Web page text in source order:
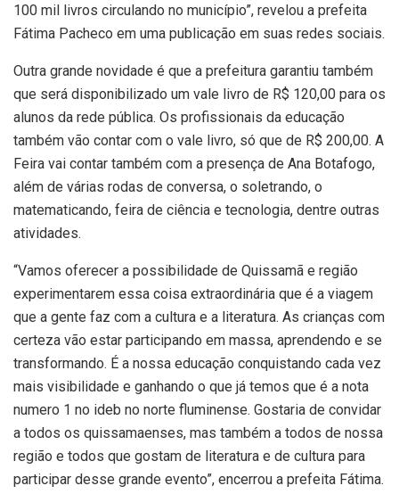
100 mil livros circulando no município”, revelou a prefeita
Fátima Pacheco em uma publicação em suas redes sociais.
Outra grande novidade é que a prefeitura garantiu também
que será disponibilizado um vale livro de R$ 120,00 para os
alunos da rede pública. Os profissionais da educação
também vão contar com o vale livro, só que de R$ 200,00. A
Feira vai contar também com a presença de Ana Botafogo,
além de várias rodas de conversa, o soletrando, o
matematicando, feira de ciência e tecnologia, dentre outras
atividades.
“Vamos oferecer a possibilidade de Quissamã e região
experimentarem essa coisa extraordinária que é a viagem
que a gente faz com a cultura e a literatura. As crianças com
certeza vão estar participando em massa, aprendendo e se
transformando. É a nossa educação conquistando cada vez
mais visibilidade e ganhando o que já temos que é a nota
numero 1 no ideb no norte fluminense. Gostaria de convidar
a todos os quissamaenses, mas também a todos de nossa
região e todos que gostam de literatura e de cultura para
participar desse grande evento”, encerrou a prefeita Fátima.